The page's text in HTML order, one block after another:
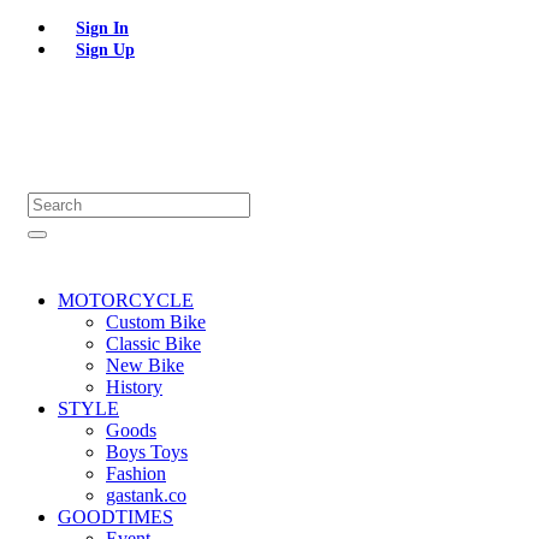
Sign In
Sign Up
MOTORCYCLE
Custom Bike
Classic Bike
New Bike
History
STYLE
Goods
Boys Toys
Fashion
gastank.co
GOODTIMES